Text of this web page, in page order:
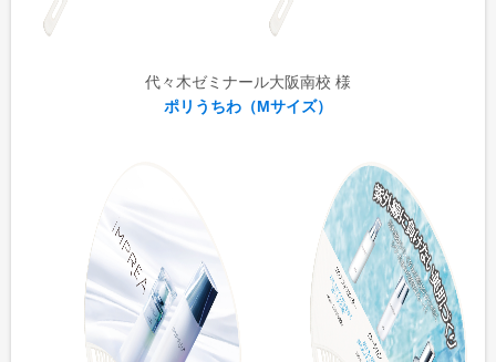
代々木ゼミナール大阪南校 様
ポリうちわ（Mサイズ）